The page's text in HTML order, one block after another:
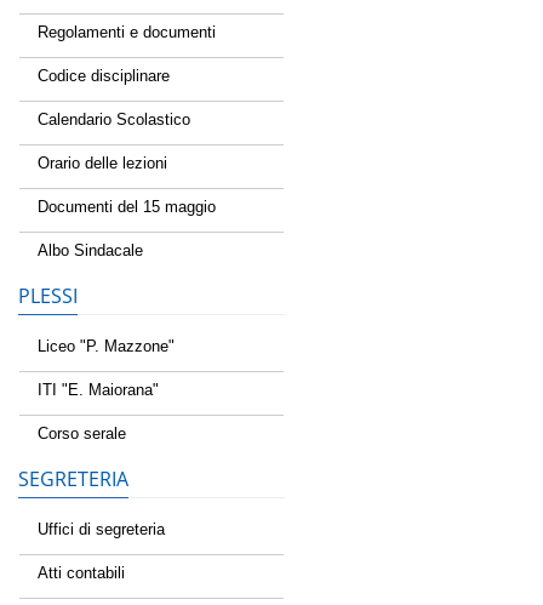
Regolamenti e documenti
Codice disciplinare
Calendario Scolastico
Orario delle lezioni
Documenti del 15 maggio
Albo Sindacale
PLESSI
Liceo "P. Mazzone"
ITI "E. Maiorana"
Corso serale
SEGRETERIA
Uffici di segreteria
Atti contabili